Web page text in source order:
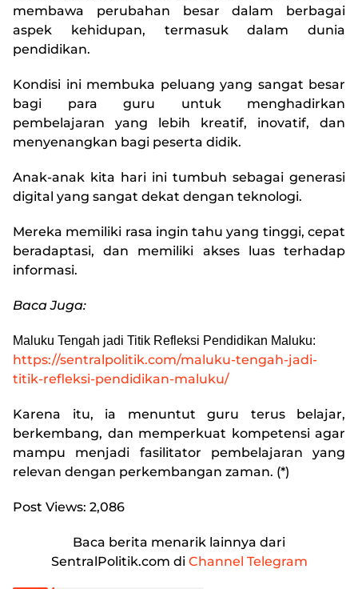
membawa perubahan besar dalam berbagai
aspek kehidupan, termasuk dalam dunia
pendidikan.
Kondisi ini membuka peluang yang sangat besar
bagi para guru untuk menghadirkan
pembelajaran yang lebih kreatif, inovatif, dan
menyenangkan bagi peserta didik.
Anak-anak kita hari ini tumbuh sebagai generasi
digital yang sangat dekat dengan teknologi.
Mereka memiliki rasa ingin tahu yang tinggi, cepat
beradaptasi, dan memiliki akses luas terhadap
informasi.
Baca Juga:
Maluku Tengah jadi Titik Refleksi Pendidikan Maluku:
https://sentralpolitik.com/maluku-tengah-jadi-
titik-refleksi-pendidikan-maluku/
Karena itu, ia menuntut guru terus belajar,
berkembang, dan memperkuat kompetensi agar
mampu menjadi fasilitator pembelajaran yang
relevan dengan perkembangan zaman. (*)
Post Views: 2,086
Baca berita menarik lainnya dari
SentralPolitik.com di Channel Telegram